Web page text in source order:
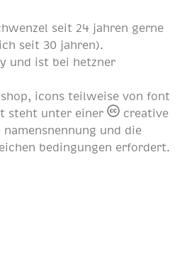
seit 24 jahren gerne
seit 30 jahren).
und ist bei hetzner
, icons teilweise von font
steht unter einer
creative
namensnennung und die
bedingungen erfordert.